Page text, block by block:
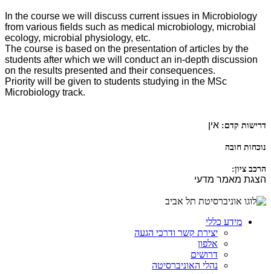
In the course we will discuss current issues in Microbiology
from various fields such as medical microbiology, microbial
ecology, microbial physiology, etc.
The course is based on the presentation of articles by the
students after which we will conduct an in-depth discussion
on the results presented and their consequences.
Priority will be given to students studying in the MSc
Microbiology track.
דרישות קדם: אין
נוכחות חובה
הרכב ציון:
הצגת מאמר מדעי
מידע כללי
יצירת קשר ודרכי הגעה
אלפון
דרושים
נהלי האוניברסיטה